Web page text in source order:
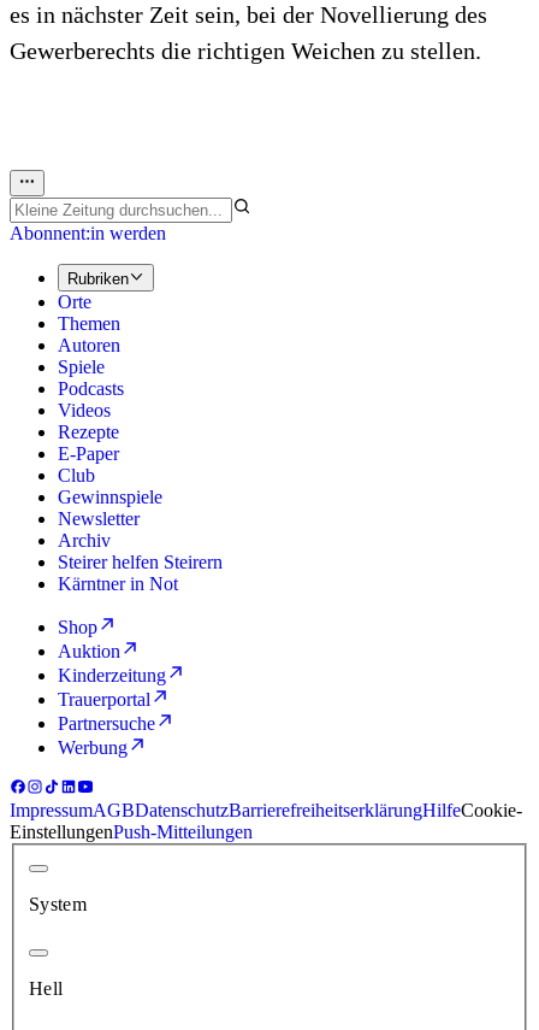
es in nächster Zeit sein, bei der Novellierung des
Gewerberechts die richtigen Weichen zu stellen.
Abonnent:in werden
Rubriken
Orte
Themen
Autoren
Spiele
Podcasts
Videos
Rezepte
E-Paper
Club
Gewinnspiele
Newsletter
Archiv
Steirer helfen Steirern
Kärntner in Not
Shop
Auktion
Kinderzeitung
Trauerportal
Partnersuche
Werbung
ImpressumAGBDatenschutzBarrierefreiheitserklärungHilfeCookie-
EinstellungenPush-Mitteilungen
System
Hell